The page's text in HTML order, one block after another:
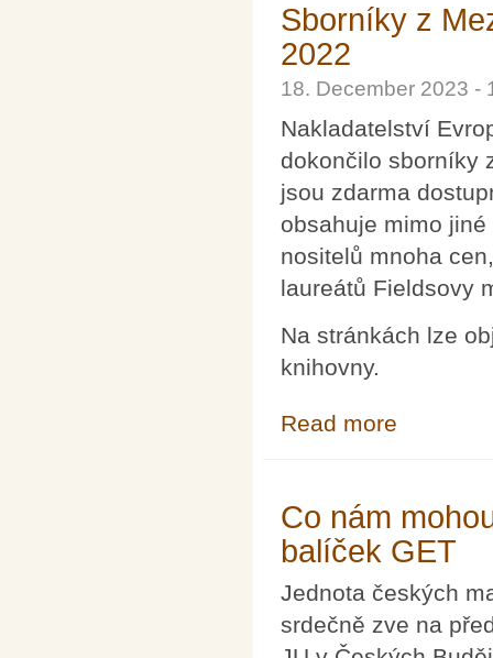
Sborníky z
2022
18. December 2023
Nakladatelství
dokončilo sborníky
jsou zdarma
obsahuje mimo
nositelů mnoha
laureátů Fieldsovy
Na stránkách lze
knihovny.
Read more
Co nám
balíček GET
Jednota českých
srdečně zve na